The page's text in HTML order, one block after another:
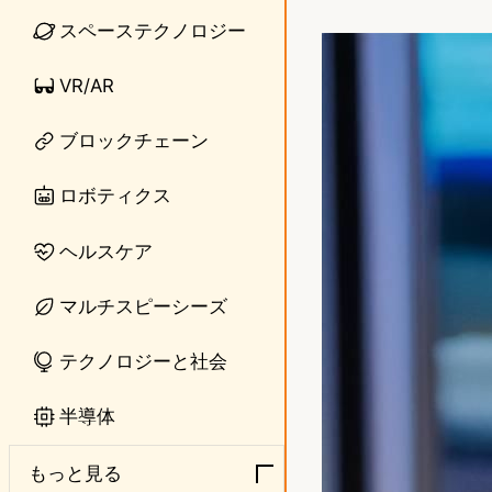
スペーステクノロジー
VR/AR
ブロックチェーン
ロボティクス
ヘルスケア
マルチスピーシーズ
テクノロジーと社会
半導体
もっと見る
d
n